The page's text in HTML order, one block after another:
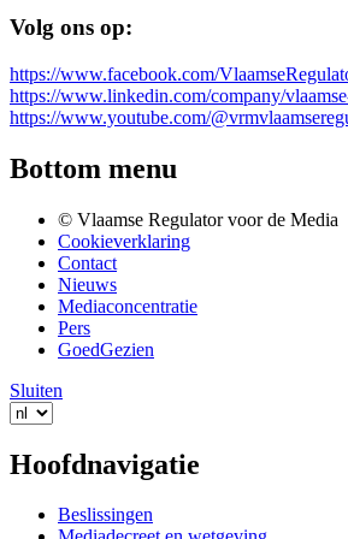
Volg ons op:
https://www.facebook.com/
https://www.linkedin.com/company/
https://www.youtube.com/
Bottom menu
© Vlaamse Regulator voor de Media
Cookieverklaring
Contact
Nieuws
Mediaconcentratie
Pers
GoedGezien
Sluiten
Hoofdnavigatie
Beslissingen